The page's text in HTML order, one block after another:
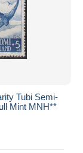
Tubi Semi-
Mint MNH**